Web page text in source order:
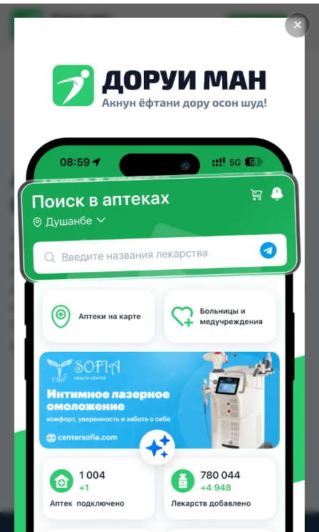
✕
Доруи ман
Установить
АКВА МАРИС НОРМ
СПРЕЙ НАЗАЛЬ 150МЛ
АКВА МАРИС НОРМ СПРЕЙ НАЗАЛЬ 150МЛ
можно купить или заказать в аптеках, Саховати
Истаравшан, ASAPTEKA, Абубакри Карим,
от 44.00 TJS до 81.00 TJS в Душанбе и других
городах Таджикистана